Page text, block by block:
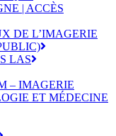
| ACCÈS
DE L’IMAGERIE
LAS
– IMAGERIE
ET MÉDECINE